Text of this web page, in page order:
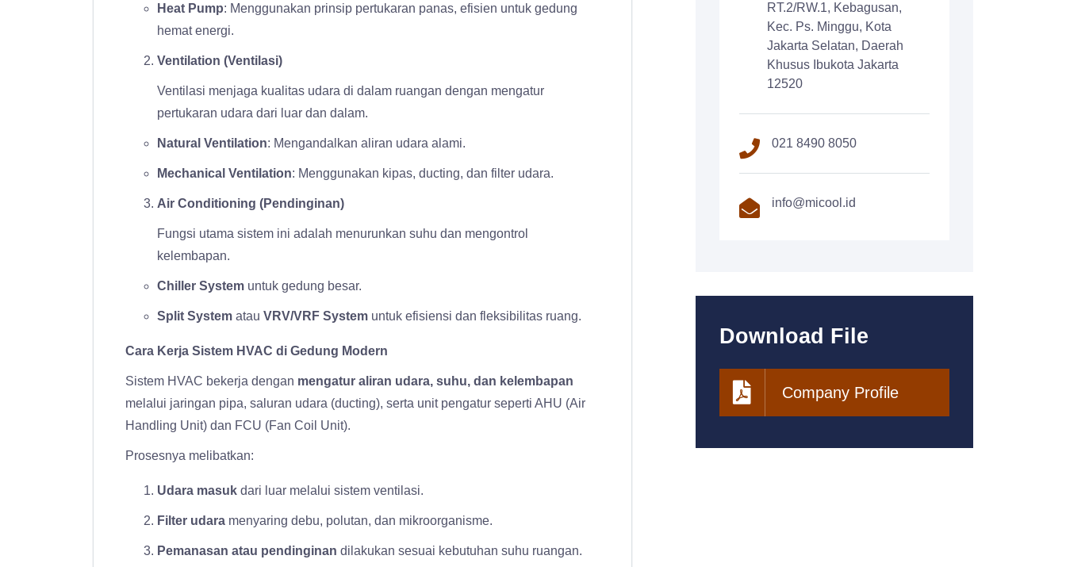
Heat Pump: Menggunakan prinsip pertukaran panas, efisien untuk gedung
hemat energi.
Ventilation (Ventilasi)
Ventilasi menjaga kualitas udara di dalam ruangan dengan mengatur
pertukaran udara dari luar dan dalam.
Natural Ventilation: Mengandalkan aliran udara alami.
Mechanical Ventilation: Menggunakan kipas, ducting, dan filter udara.
Air Conditioning (Pendinginan)
Fungsi utama sistem ini adalah menurunkan suhu dan mengontrol
kelembapan.
Chiller System untuk gedung besar.
Split System atau VRV/VRF System untuk efisiensi dan fleksibilitas ruang.
Cara Kerja Sistem HVAC di Gedung Modern
Sistem HVAC bekerja dengan mengatur aliran udara, suhu, dan kelembapan
melalui jaringan pipa, saluran udara (ducting), serta unit pengatur seperti AHU (Air
Handling Unit) dan FCU (Fan Coil Unit).
Prosesnya melibatkan:
Udara masuk dari luar melalui sistem ventilasi.
Filter udara menyaring debu, polutan, dan mikroorganisme.
Pemanasan atau pendinginan dilakukan sesuai kebutuhan suhu ruangan.
RT.2/RW.1, Kebagusan,
Kec. Ps. Minggu, Kota
Jakarta Selatan, Daerah
Khusus Ibukota Jakarta
12520
021 8490 8050
info@micool.id
Download File
Company Profile